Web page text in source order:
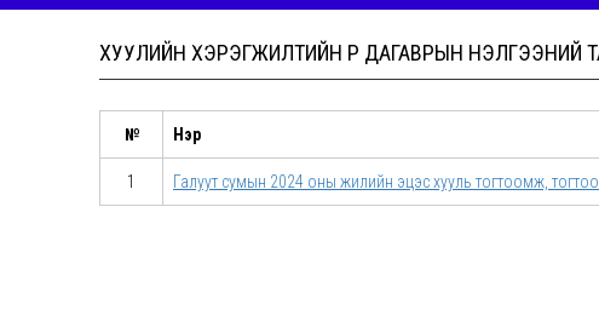
ШИЛЭН ДАНС
ХУУЛИЙН ХЭРЭГЖИЛТИЙН ҮР ДАГАВРЫН ҮНЭЛГЭЭНИЙ
№ Нэр
1 Галуут сумын 2024 оны жилийн эцэс хууль тогтоомж,